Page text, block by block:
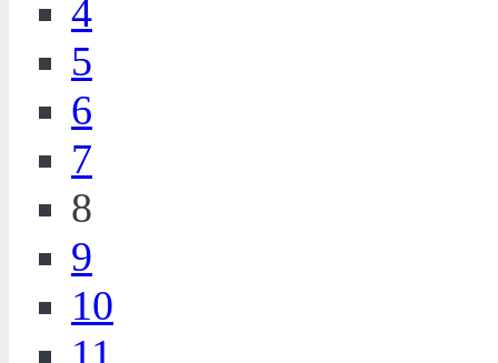
4
5
6
7
8
9
10